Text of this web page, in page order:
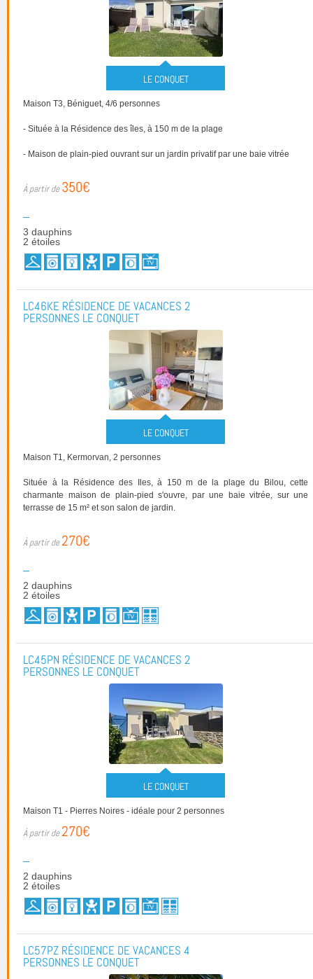
LE CONQUET
Maison T3, Béniguet, 4/6 personnes
- Située à la Résidence des îles, à 150 m de la plage
- Maison de plain-pied ouvrant sur un jardin privatif par une baie vitrée
350€
3 dauphins
2 étoiles
LC46KE RÉSIDENCE DE VACANCES 2
PERSONNES LE CONQUET
LE CONQUET
Maison T1, Kermorvan, 2 personnes
Située à la Résidence des Iles, à 150 m de la plage du Bilou, cette
charmante maison de plain-pied s'ouvre, par une baie vitrée, sur une
terrasse de 15 m² et son salon de jardin.
270€
2 dauphins
2 étoiles
LC45PN RÉSIDENCE DE VACANCES 2
PERSONNES LE CONQUET
LE CONQUET
Maison T1 - Pierres Noires - idéale pour 2 personnes
270€
2 dauphins
2 étoiles
LC57PZ RÉSIDENCE DE VACANCES 4
PERSONNES LE CONQUET